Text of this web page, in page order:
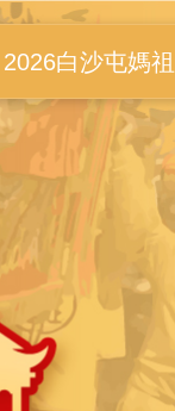
紀錄
2026白沙屯媽